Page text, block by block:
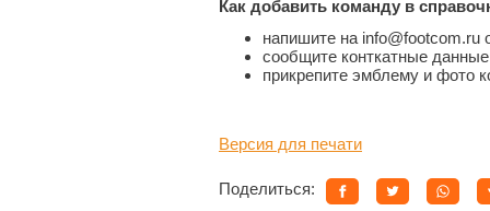
Как добавить команду в
напишите на info@footcom.ru
сообщите конткатные
прикрепите эмблему и фото
Версия для печати
Поделиться: